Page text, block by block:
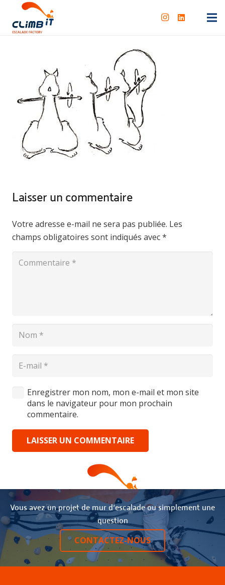
Laisser un commentaire
Votre adresse e-mail ne sera pas publiée. Les
champs obligatoires sont indiqués avec*
Enregistrer mon nom, mon e-mail et mon site
dans le navigateur pour mon prochain
commentaire.
LAISSER UN COMMENTAIRE
Vous avez un projet de mur d‘escalade ou simplement une
question
CONTACTEZ-NOUS